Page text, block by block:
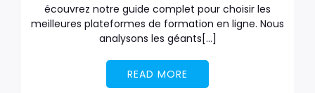
écouvrez notre guide complet pour choisir les
meilleures plateformes de formation en ligne. Nous
analysons les géants[…]
READ MORE